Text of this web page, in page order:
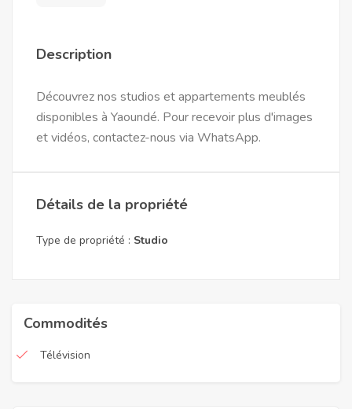
Description
Découvrez nos studios et appartements meublés
disponibles à Yaoundé. Pour recevoir plus d'images
et vidéos, contactez-nous via WhatsApp.
Détails de la propriété
Type de propriété : Studio
Commodités
Télévision